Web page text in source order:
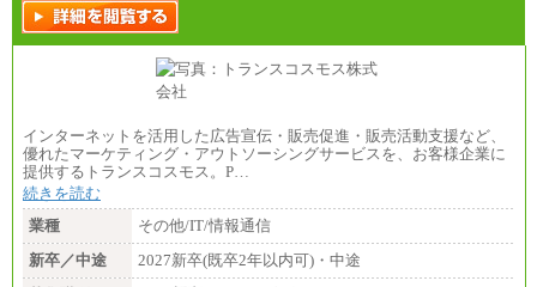
インターネットを活用した広告宣伝・販売促進・販売活動支援など、
優れたマーケティング・アウトソーシングサービスを、お客様企業に
提供するトランスコスモス。P…
続きを読む
業種
その他/IT/情報通信
新卒／中途
2027新卒(既卒2年以内可)・中途